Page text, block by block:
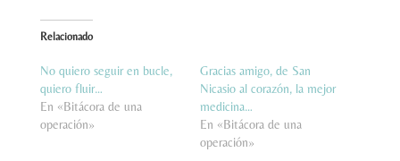
Relacionado
No quiero seguir en bucle,
quiero fluir…
En «Bitácora de una
operación»
Gracias amigo, de San
Nicasio al corazón, la mejor
medicina…
En «Bitácora de una
operación»